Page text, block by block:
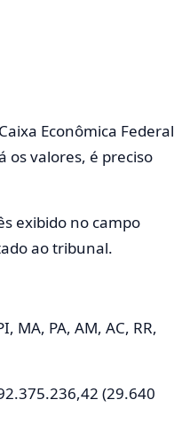
Econômica Federal
os valores, é preciso
exibido no campo
ao tribunal.
MA, PA, AM, AC, RR,
(29.640